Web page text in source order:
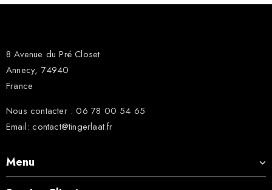
8 Avenue du Pré Closet
Annecy, 74940
France
Nous contacter : 06 78 00 54 65
Email: contact@tingerlaat.fr
Menu